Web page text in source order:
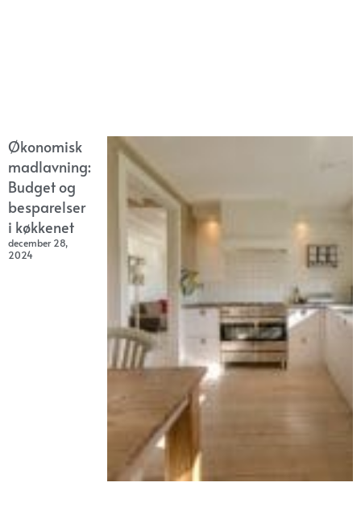
Økonomisk
madlavning:
Budget og
besparelser
i køkkenet
december 28,
2024